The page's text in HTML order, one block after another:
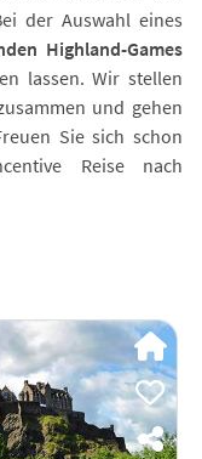
der Auswahl eines
Highland-Games
lassen. Wir stellen
und gehen
Sie sich schon
Reise nach